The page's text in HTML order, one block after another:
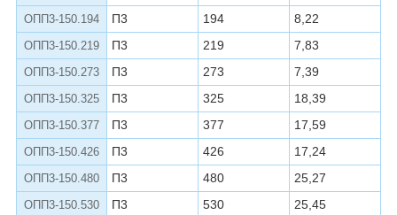
ОПП3-150.194 П3 194 8,22
ОПП3-150.219 П3 219 7,83
ОПП3-150.273 П3 273 7,39
ОПП3-150.325 П3 325 18,39
ОПП3-150.377 П3 377 17,59
ОПП3-150.426 П3 426 17,24
ОПП3-150.480 П3 480 25,27
ОПП3-150.530 П3 530 25,45